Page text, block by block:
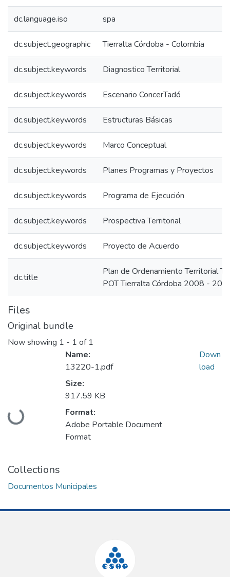
dc.language.iso spa
dc.subject.geographic Tierralta Córdoba - Colombia
dc.subject.keywords Diagnostico Territorial
dc.subject.keywords Escenario ConcerTadó
dc.subject.keywords Estructuras Básicas
dc.subject.keywords Marco Conceptual
dc.subject.keywords Planes Programas y Proyectos
dc.subject.keywords Programa de Ejecución
dc.subject.keywords Prospectiva Territorial
dc.subject.keywords Proyecto de Acuerdo
dc.title
Plan de Ordenamiento Territorial
POT Tierralta Córdoba 2008 -
Files
Original bundle
Now showing 1 - 1 of 1
Loading...
Name:
13220-1.pdf
Size:
917.59 KB
Format:
Adobe Portable Document
Format
Down
load
Collections
Documentos Municipales